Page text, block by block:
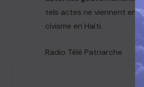
tels actes ne viennent
civisme en Haïti.
Radio Télé Patriarche